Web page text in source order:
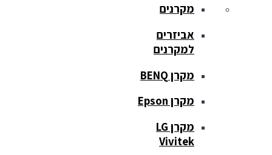
מקרנים
אביזרים
למקרנים
מקרן BENQ
מקרן Epson
מקרן LG
Vivitek